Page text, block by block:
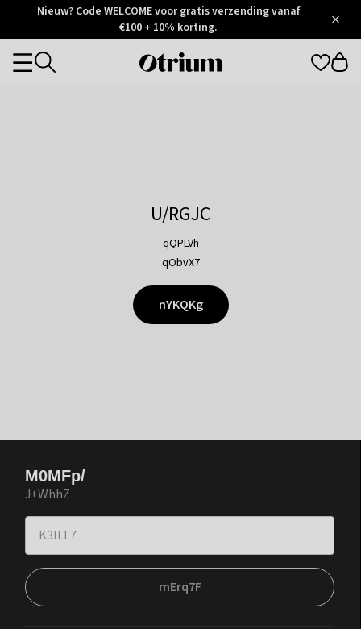
Otrium
Trustpilot
Nieuw? Code WELCOME voor gratis verzending vanaf
€100 + 10% korting.
Otrium
Categories
U/RGJC
qQPLVh
qObvX7
nYKQKg
M0MFp/
J+WhhZ
mErq7F